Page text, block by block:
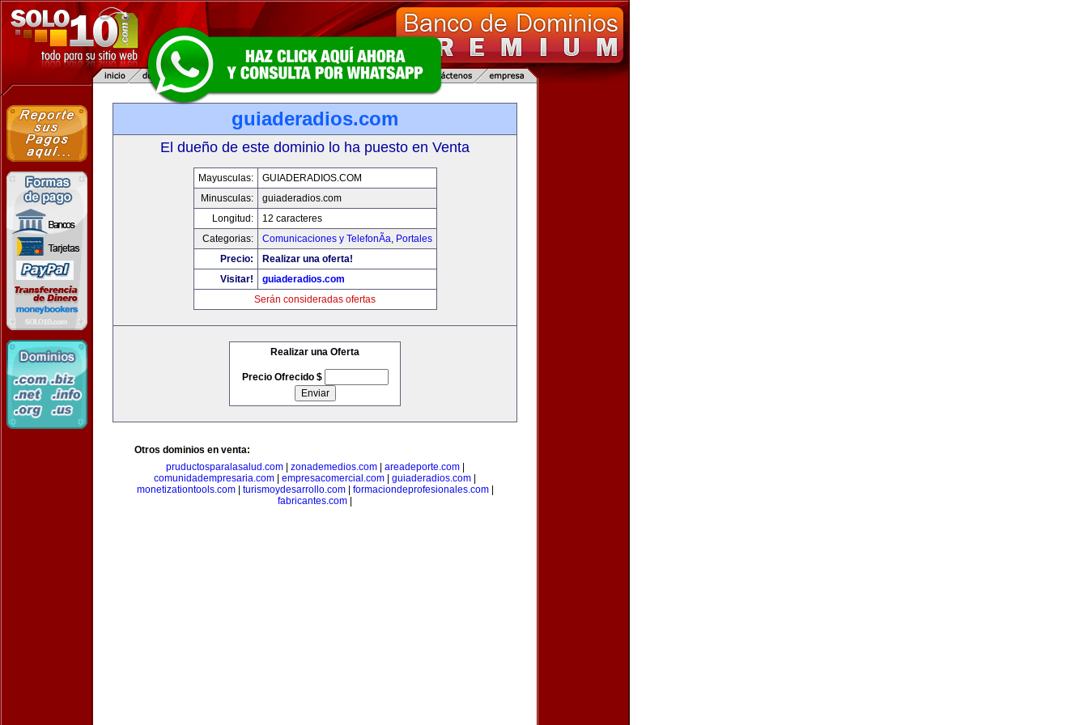
guiaderadios.com
El dueño de este dominio lo ha puesto en Venta
Mayusculas:
GUIADERADIOS.COM
Minusculas:
guiaderadios.com
Longitud:
12 caracteres
Categorias:
Comunicaciones y TelefonÃ­a, Portales
Precio:
Realizar una oferta!
Visitar!
guiaderadios.com
Serán consideradas ofertas
Realizar una Oferta
Precio Ofrecido $
Otros dominios en venta:
pruductosparalasalud.com| zonademedios.com| areadeporte.com|
comunidadempresaria.com
empresacomercial.com guiaderadios.com
monetizationtools.com| turismoydesarrollo.com| formaciondeprofesionales.com|
fabricantes.com